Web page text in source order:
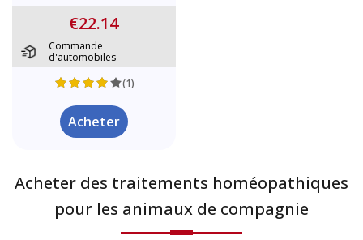
€22.14
Commande
d'automobiles
(1)
Acheter
Acheter des traitements homéopathiques
pour les animaux de compagnie